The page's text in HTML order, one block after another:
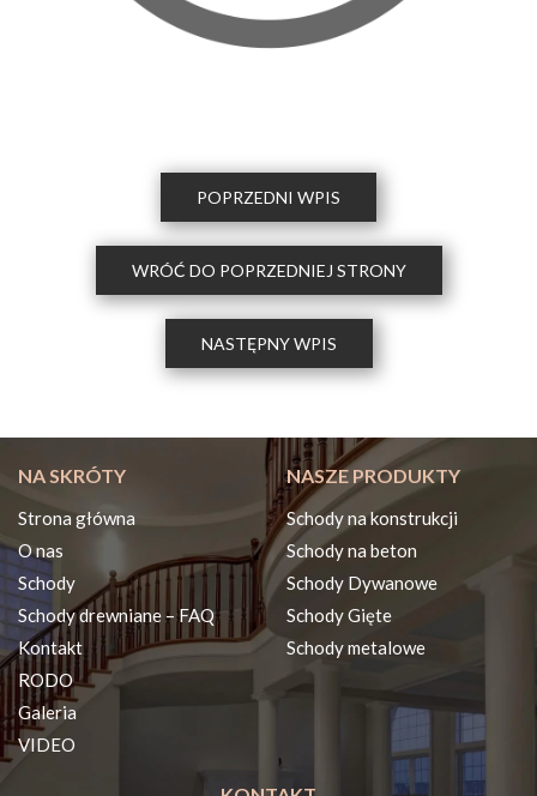
POPRZEDNI WPIS
WRÓĆ DO POPRZEDNIEJ STRONY
NASTĘPNY WPIS
NA SKRÓTY
Strona główna
O nas
Schody
Schody drewniane – FAQ
Kontakt
RODO
Galeria
VIDEO
NASZE PRODUKTY
Schody na konstrukcji
Schody na beton
Schody Dywanowe
Schody Gięte
Schody metalowe